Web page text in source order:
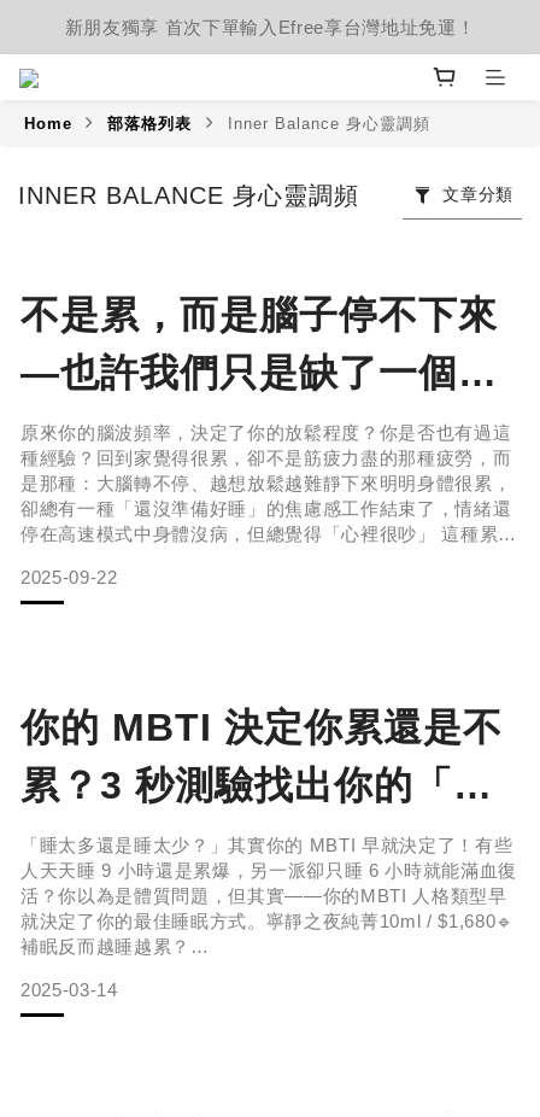
新朋友獨享 首次下單輸入Efree享台灣地址免運！
Home 部落格列表 Inner Balance 身心靈調頻
INNER BALANCE 身心靈調頻 文章分類
不是累，而是腦子停不下來
—也許我們只是缺了一個
「願意慢下來」的開關
原來你的腦波頻率，決定了你的放鬆程度？你是否也有過這
種經驗？回到家覺得很累，卻不是筋疲力盡的那種疲勞，而
是那種：大腦轉不停、越想放鬆越難靜下來明明身體很累，
卻總有一種「還沒準備好睡」的焦慮感工作結束了，情緒還
停在高速模式中身體沒病，但總覺得「心裡很吵」 這種累，
腦波還沒切換。 讓我們先來了解人的大腦是如何運作的？大
腦有四種基本頻率：β波－清醒、緊張、壓力、過度思考時
2025-09-22
你的 MBTI 決定你累還是不
累？3 秒測驗找出你的「小
黑瓶」睡眠方案對抗天性
「睡太多還是睡太少？」其實你的 MBTI 早就決定了！有些
人天天睡 9 小時還是累爆，另一派卻只睡 6 小時就能滿血復
活？你以為是體質問題，但其實——你的MBTI 人格類型早
就決定了你的最佳睡眠方式。寧靜之夜純菁10ml / $1,680🔹
補眠反而越睡越累？
2025-03-14